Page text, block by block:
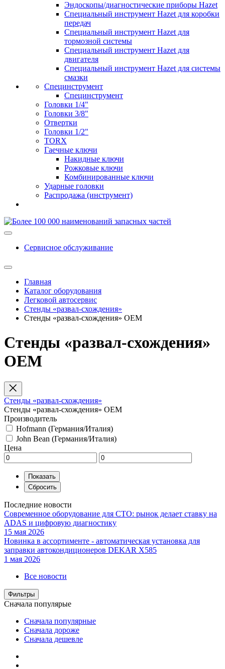
Эндоскопы/диагностические приборы Hazet
Специальный инструмент Hazet для коробки
передач
Специальный инструмент Hazet для
тормозной системы
Специальный инструмент Hazet для
двигателя
Специальный инструмент Hazet для системы
смазки
Специнструмент
Специнструмент
Головки 1/4"
Головки 3/8"
Отвертки
Головки 1/2"
TORX
Гаечные ключи
Накидные ключи
Рожковые ключи
Комбинированные ключи
Ударные головки
Распродажа (инструмент)
Сервисное обслуживание
Главная
Каталог оборудования
Легковой автосервис
Стенды «развал-схождения»
Стенды «развал-схождения» ОЕМ
Стенды «развал-схождения»
ОЕМ
Стенды «развал-схождения»
Стенды «развал-схождения» ОЕМ
Производитель
Hofmann (Германия/Италия)
Jоhn Bean (Германия/Италия)
Цена
Последние новости
Современное оборудование для СТО: рынок делает ставку на
ADAS и цифровую диагностику
15 мая 2026
Новинка в ассортименте - автоматическая установка для
заправки автокондиционеров DEKAR X585
1 мая 2026
Все новости
Фильтры
Сначала популярые
Сначала популярные
Сначала дороже
Сначала дешевле